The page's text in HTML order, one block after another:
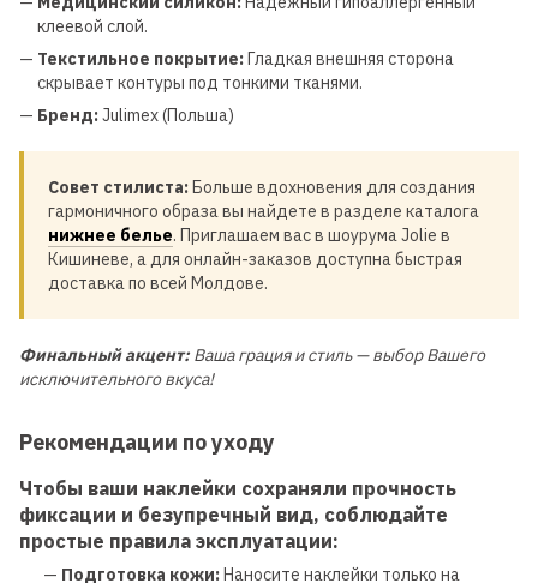
клеевой слой.
— Текстильное покрытие: Гладкая внешняя сторона
скрывает контуры под тонкими тканями.
— Бренд:Julimex (Польша)
Совет стилиста: Больше вдохновения для создания
гармоничного образа вы найдете в разделе каталога
нижнее белье. Приглашаем вас в шоурума Jolie в
Кишиневе, а для онлайн-заказов доступна быстрая
доставка по всей Молдове.
Финальный акцент:Ваша грация и стиль — выбор Вашего
исключительного вкуса!
Рекомендации по уходу
Чтобы ваши наклейки сохраняли прочность
фиксации и безупречный вид, соблюдайте
простые правила эксплуатации:
— Подготовка кожи: Наносите наклейки только на